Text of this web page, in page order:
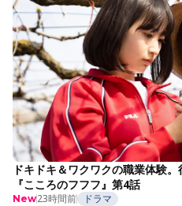
ドキドキ＆ワクワクの職業体験
『こころのフフフ』第4話
New23時間前 ドラマ